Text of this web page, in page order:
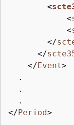
<
<
<
</
</
</Event>
  .
  .
</Period>